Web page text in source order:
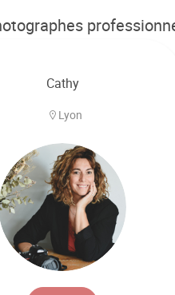
Cathy
Lyon